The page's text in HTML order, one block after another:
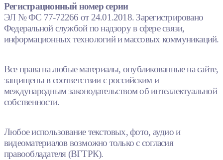
Регистрационный номер серии
ЭЛ № ФС 77-72266 от 24.01.2018. Зарегистрировано
Федеральной службой по надзору в сфере связи,
информационных технологий и массовых коммуникаций.
Все права на любые материалы, опубликованные на сайте,
защищены в соответствии с российским и
международным законодательством об интеллектуальной
собственности.
Любое использование текстовых, фото, аудио и
видеоматериалов возможно только с согласия
правообладателя (ВГТРК).